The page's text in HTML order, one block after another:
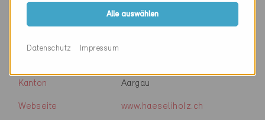
Häseli Holzbaulösungen AG
Kanton Aargau
Webseite www.haeseliholz.ch
Alle auswählen
Datenschutz Impressum